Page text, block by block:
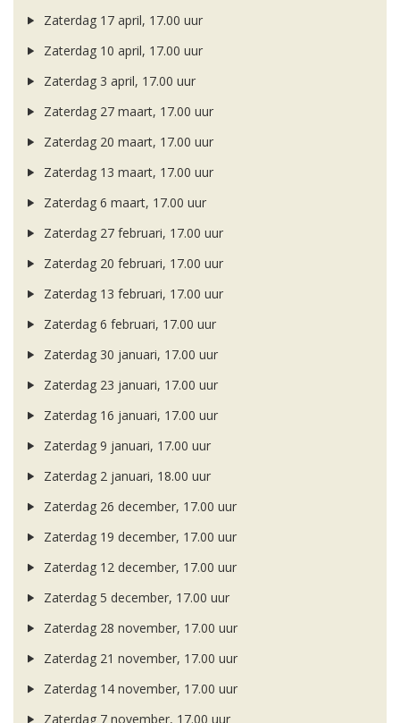
Zaterdag 17 april, 17.00 uur
Zaterdag 10 april, 17.00 uur
Zaterdag 3 april, 17.00 uur
Zaterdag 27 maart, 17.00 uur
Zaterdag 20 maart, 17.00 uur
Zaterdag 13 maart, 17.00 uur
Zaterdag 6 maart, 17.00 uur
Zaterdag 27 februari, 17.00 uur
Zaterdag 20 februari, 17.00 uur
Zaterdag 13 februari, 17.00 uur
Zaterdag 6 februari, 17.00 uur
Zaterdag 30 januari, 17.00 uur
Zaterdag 23 januari, 17.00 uur
Zaterdag 16 januari, 17.00 uur
Zaterdag 9 januari, 17.00 uur
Zaterdag 2 januari, 18.00 uur
Zaterdag 26 december, 17.00 uur
Zaterdag 19 december, 17.00 uur
Zaterdag 12 december, 17.00 uur
Zaterdag 5 december, 17.00 uur
Zaterdag 28 november, 17.00 uur
Zaterdag 21 november, 17.00 uur
Zaterdag 14 november, 17.00 uur
Zaterdag 7 november, 17.00 uur